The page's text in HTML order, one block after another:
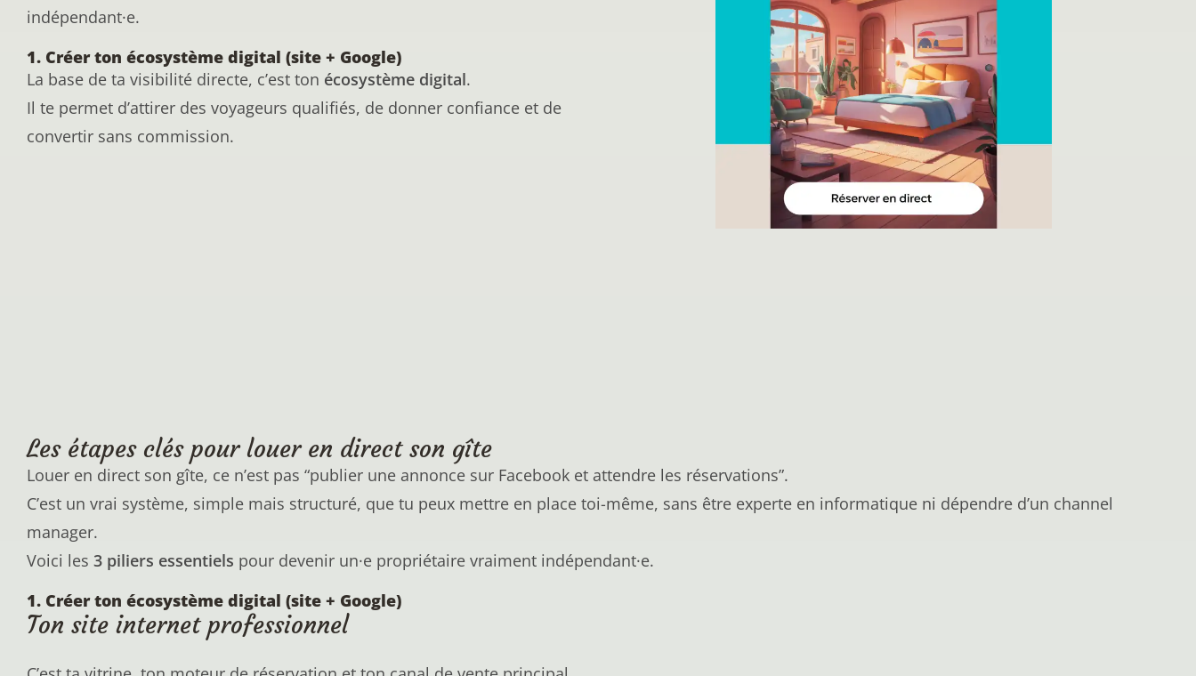
indépendant·e.
1. Créer ton écosystème digital (site + Google)
La base de ta visibilité directe, c’est ton écosystème digital.
Il te permet d’attirer des voyageurs qualifiés, de donner confiance et de
convertir sans commission.
Les étapes clés pour louer en direct son gîte
Louer en direct son gîte, ce n’est pas “publier une annonce sur Facebook et attendre les réservations”.
C’est un vrai système, simple mais structuré, que tu peux mettre en place toi-même, sans être experte en informatique ni dépendre d’un channel
manager.
Voici les 3 piliers essentiels pour devenir un·e propriétaire vraiment indépendant·e.
1. Créer ton écosystème digital (site + Google)
Ton site internet professionnel